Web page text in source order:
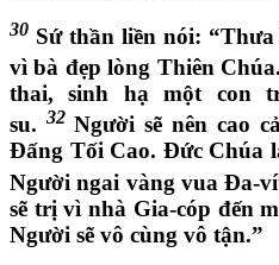
30 Sứ thần liền nói:
vì bà đẹp lòng Thiên Chúa.
thai, sinh hạ một con
su. 32 Người sẽ nên cao
Đấng Tối Cao. Đức Chúa
Người ngai vàng vua Đa-
sẽ trị vì nhà Gia-cóp đến
Người sẽ vô cùng vô tận.”